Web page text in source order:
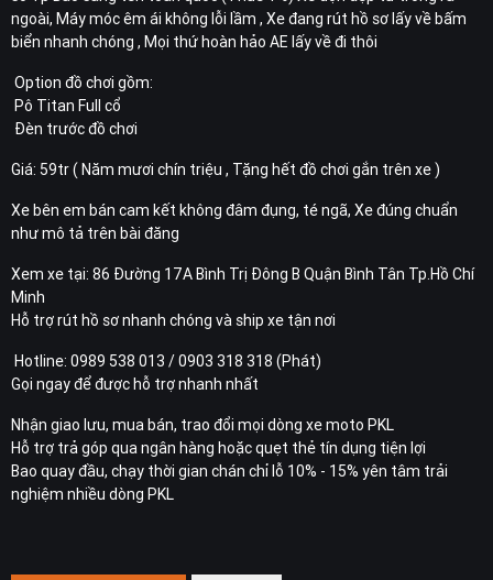
ngoài, Máy móc êm ái không lỗi lầm , Xe đang rút hồ sơ lấy về bấm
biển nhanh chóng , Mọi thứ hoàn hảo AE lấy về đi thôi
Option đồ chơi gồm:
Pô Titan Full cổ
Đèn trước đồ chơi
Giá: 59tr ( Năm mươi chín triệu , Tặng hết đồ chơi gắn trên xe )
Xe bên em bán cam kết không đâm đụng, té ngã, Xe đúng chuẩn
như mô tả trên bài đăng
Xem xe tại: 86 Đường 17A Bình Trị Đông B Quận Bình Tân Tp.Hồ Chí
Minh
Hỗ trợ rút hồ sơ nhanh chóng và ship xe tận nơi
Hotline: 0989 538 013 / 0903 318 318 (Phát)
Gọi ngay để được hỗ trợ nhanh nhất
Nhận giao lưu, mua bán, trao đổi mọi dòng xe moto PKL
Hỗ trợ trả góp qua ngân hàng hoặc quẹt thẻ tín dụng tiện lợi
Bao quay đầu, chạy thời gian chán chỉ lỗ 10% - 15% yên tâm trải
nghiệm nhiều dòng PKL